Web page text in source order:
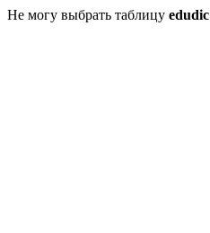
Не могу выбрать таблицу edudic